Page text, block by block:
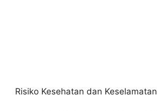
Risiko Kesehatan dan Keselamatan